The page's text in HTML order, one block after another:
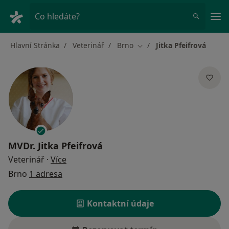
Co hledáte?
Hlavní Stránka Veterinář Brno Změna města
Jitka Pfeifrová
MVDr. Jitka Pfeifrová
Veterinář · Více
Brno 1 adresa
Kontaktní údaje